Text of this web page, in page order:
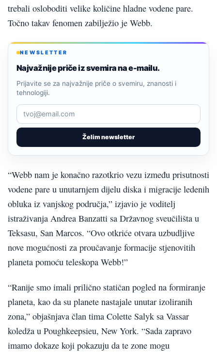
trebali osloboditi velike količine hladne vodene pare.
Točno takav fenomen zabilježio je Webb.
NEWSLETTER
Najvažnije priče iz svemira na e-mailu.
Želim newsletter
Prijavite se za najvažnije priče o svemiru, znanosti i
tehnologiji.
“Webb nam je konačno razotkrio vezu između prisutnosti
vodene pare u unutarnjem dijelu diska i migracije ledenih
obluka iz vanjskog područja,” izjavio je voditelj
istraživanja Andrea Banzatti sa Državnog sveučilišta u
Teksasu, San Marcos. “Ovo otkriće otvara uzbudljive
nove mogućnosti za proučavanje formacije stjenovitih
planeta pomoću teleskopa Webb!”
“Ranije smo imali prilično statičan pogled na formiranje
planeta, kao da su planete nastajale unutar izoliranih
zona,” objašnjava član tima Colette Salyk sa Vassar
koledža u Poughkeepsieu, New York. “Sada zapravo
imamo dokaze koji pokazuju da te zone mogu